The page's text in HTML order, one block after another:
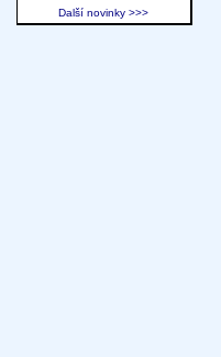
Další novinky >>>